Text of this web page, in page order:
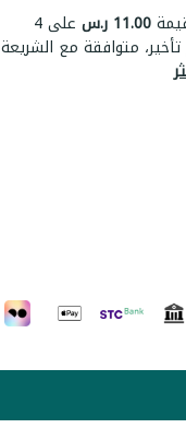
11.00 ر.س على4
متوافقة مع الشريعة